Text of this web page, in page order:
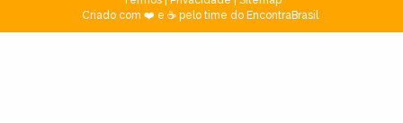
Criado com ❤️ e ☕ pelo time do EncontraBrasil